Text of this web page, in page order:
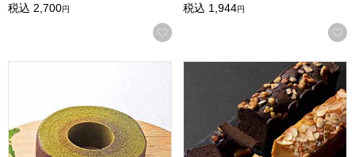
税込 2,700円
お気に入りに登録する
税込 1,944円
京都 京寿楽庵 宇治抹茶バウム 舞[KJMK-12]【年間ギフト】
祇園きたざと パウンドケー